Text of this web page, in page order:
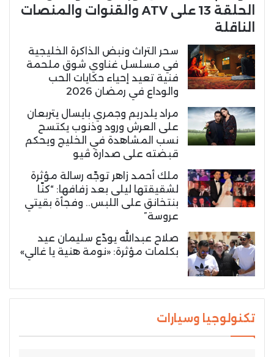
الحلقة 13 على ATV والقنوات والمنصات
الناقلة
سحر التراث ونبض الذاكرة الخليجية
في مسلسل غناوي شوق ملحمة
فنية تعيد إحياء حكايات الحب
والوداع في رمضان 2026
مراد يلدريم وجمري بايسال يتربعان
على العرش ورود وذنوب يكتسح
نسب المشاهدة في الخليج ويحكم
قبضته على صدارة ڤيو
ملك أحمد زاهر توجّه رسالة مؤثرة
لشقيقتها ليلى بعد زفافها: “كنّا
بنتخانق على اللبس.. وفجأة بقيتي
عروسة”
صلاح عبدالله يودّع سليمان عيد
بكلمات مؤثرة: «نومة هنية يا غالي»
تكنولوجيا وسيارات